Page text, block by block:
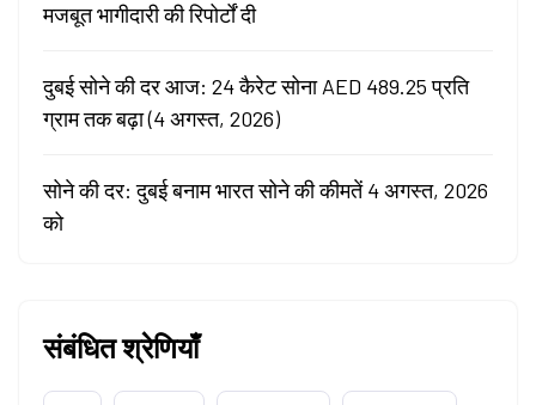
मजबूत भागीदारी की रिपोर्टों दी
दुबई सोने की दर आज: 24 कैरेट सोना AED 489.25 प्रति
ग्राम तक बढ़ा (4 अगस्त, 2026)
सोने की दर: दुबई बनाम भारत सोने की कीमतें 4 अगस्त, 2026
को
संबंधित श्रेणियाँ